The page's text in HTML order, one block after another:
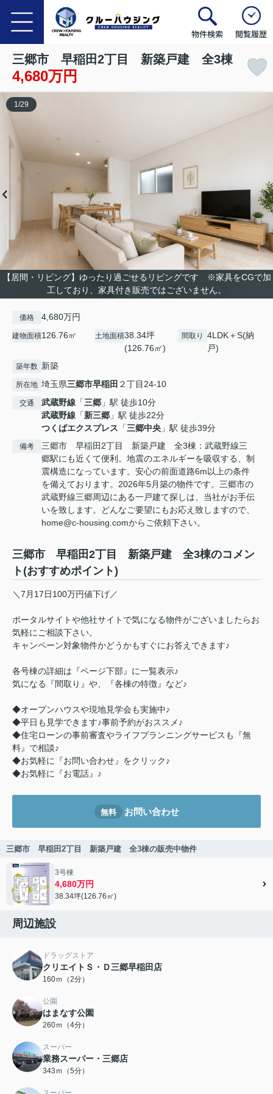
物件検索 閲覧履歴
三郷市 早稲田2丁目 新築戸建 全3棟
4,680万円
【居間・リビング】ゆったり過ごせるリビングです ※家具をCGで加
工しており、家具付き販売ではございません。
1 /29
価格 4,680万円
建物面積126.76㎡ 土地面積38.34坪
(126.76㎡)
間取り
4LDK＋S(納
戸)
築年数 新築
所在地 埼玉県三郷市早稲田 ２丁目24-10
交通 武蔵野線 「三郷 」駅 徒歩10分
武蔵野線 「新三郷 」駅 徒歩22分
つくばエクスプレス 「三郷中央 」駅 徒歩39分
備考
三郷市 早稲田2丁目 新築戸建 全3棟：武蔵野線三
郷駅にも近くて便利。地震のエネルギーを吸収する、制
震構造になっています。安心の前面道路6m以上の条件
を備えております。2026年5月築の物件です。三郷市の
武蔵野線三郷周辺にある一戸建て探しは、当社がお手伝
いを致します。どんなご要望にもお応え致しますので、
home@c-housing.comからご依頼下さい。
三郷市 早稲田2丁目 新築戸建 全3棟のコメン
ト(おすすめポイント)
＼7月17日100万円値下げ／
ポータルサイトや他社サイトで気になる物件がございましたらお
気軽にご相談下さい。
キャンペーン対象物件かどうかもすぐにお答えできます♪
各号棟の詳細は『ページ下部』に一覧表示♪
気になる『間取り』や、『各棟の特徴』など♪
◆オープンハウスや現地見学会も実施中♪
◆平日も見学できます♪事前予約がおススメ♪
◆住宅ローンの事前審査やライフプランニングサービスも『無
料』で相談♪
◆お気軽に『お問い合わせ』をクリック♪
◆お気軽に『お電話』♪
無料 お問い合わせ
三郷市 早稲田2丁目 新築戸建 全3棟の販売中物件
3号棟
4,680万円
38.34坪(126.76㎡)
周辺施設
ドラッグストア
クリエイトＳ・Ｄ三郷早稲田店
160ｍ（2分）
公園
はまなす公園
260ｍ（4分）
スーパー
業務スーパー・三郷店
343ｍ（5分）